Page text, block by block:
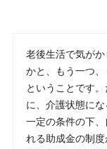
老後生活で気が
かと、もう一つ
ということです
に、介護状態に
一定の条件の下
れる助成金の制